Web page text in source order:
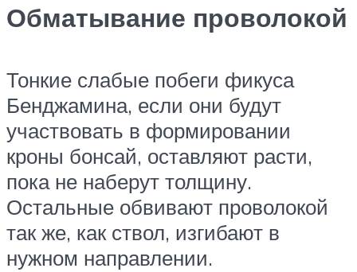
Обматывание проволокой
Тонкие слабые побеги фикуса
Бенджамина, если они будут
участвовать в формировании
кроны бонсай, оставляют расти,
пока не наберут толщину.
Остальные обвивают проволокой
так же, как ствол, изгибают в
нужном направлении.